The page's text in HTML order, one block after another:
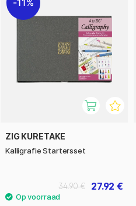
11%
ZIG KURETAKE
Kalligrafie Startersset
27.92 €
34.90 €